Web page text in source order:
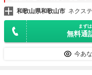
和歌山県和歌山市 ネクス
まず
無料通
今あ